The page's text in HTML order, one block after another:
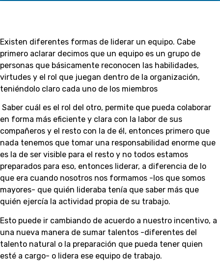
Existen diferentes formas de liderar un equipo. Cabe
primero aclarar decimos que un equipo es un grupo de
personas que básicamente reconocen las habilidades,
virtudes y el rol que juegan dentro de la organización,
teniéndolo claro cada uno de los miembros
Saber cuál es el rol del otro, permite que pueda colaborar
en forma más eficiente y clara con la labor de sus
compañeros y el resto con la de él, entonces primero que
nada tenemos que tomar una responsabilidad enorme que
es la de ser visible para el resto y no todos estamos
preparados para eso, entonces liderar, a diferencia de lo
que era cuando nosotros nos formamos -los que somos
mayores- que quién lideraba tenía que saber más que
quién ejercía la actividad propia de su trabajo.
Esto puede ir cambiando de acuerdo a nuestro incentivo, a
una nueva manera de sumar talentos -diferentes del
talento natural o la preparación que pueda tener quien
esté a cargo- o lidera ese equipo de trabajo.